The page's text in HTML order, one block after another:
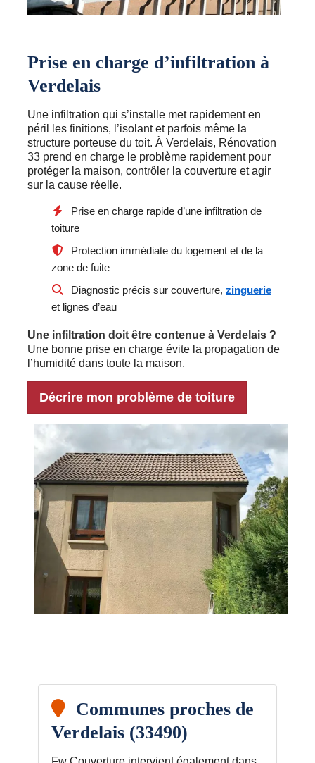
Prise en charge d’infiltration à
Verdelais
Une infiltration qui s’installe met rapidement en
péril les finitions, l’isolant et parfois même la
structure porteuse du toit. À Verdelais, Rénovation
33 prend en charge le problème rapidement pour
protéger la maison, contrôler la couverture et agir
sur la cause réelle.
Prise en charge rapide d’une infiltration de
toiture
Protection immédiate du logement et de la
zone de fuite
Diagnostic précis sur couverture, zinguerie
et lignes d’eau
Une infiltration doit être contenue à Verdelais ?
Une bonne prise en charge évite la propagation de
l’humidité dans toute la maison.
Décrire mon problème de toiture
Communes proches de
Verdelais (33490)